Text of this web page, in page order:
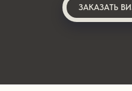
ЗАКАЗАТЬ